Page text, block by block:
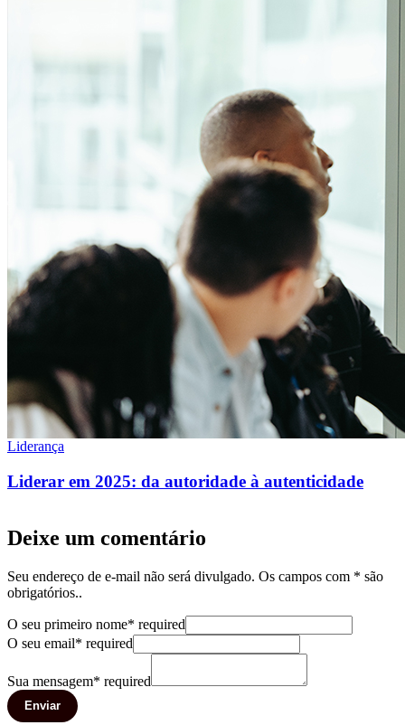
Liderança
Liderar em 2025: da autoridade à autenticidade
Deixe um comentário
Seu endereço de e-mail não será divulgado. Os campos com * são
obrigatórios..
O seu primeiro nome* required
O seu email* required
Sua mensagem* required
Enviar